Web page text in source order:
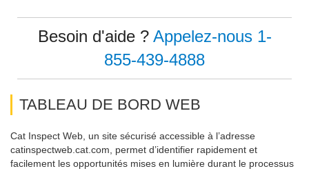
Besoin d'aide ? Appelez-nous 1-
855-439-4888
TABLEAU DE BORD WEB
Cat Inspect Web, un site sécurisé accessible à l’adresse
catinspectweb.cat.com, permet d’identifier rapidement et
facilement les opportunités mises en lumière durant le processus